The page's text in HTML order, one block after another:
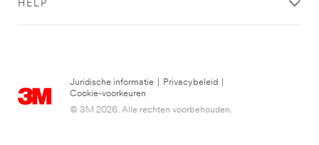
HELP
Juridische informatie Privacybeleid
Cookie-voorkeuren
© 3M 2026. Alle rechten voorbehouden.